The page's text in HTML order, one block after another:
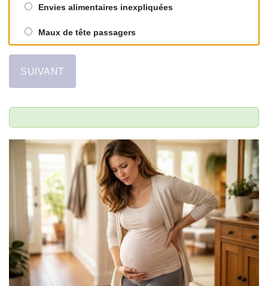
Envies alimentaires inexpliquées
Maux de tête passagers
SUIVANT